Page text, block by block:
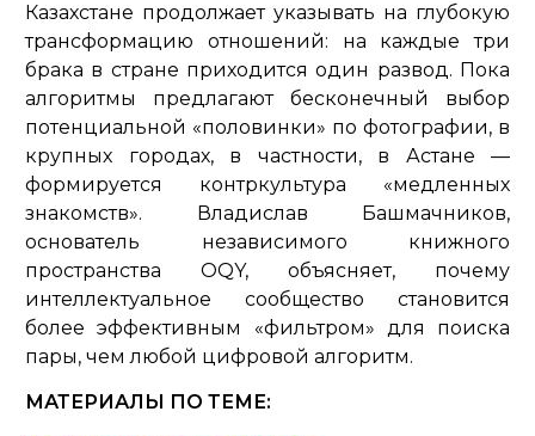
Казахстане продолжает указывать на глубокую
трансформацию отношений: на каждые три
брака в стране приходится один развод. Пока
алгоритмы предлагают бесконечный выбор
потенциальной «половинки» по фотографии, в
крупных городах, в частности, в Астане —
формируется контркультура «медленных
знакомств». Владислав Башмачников,
основатель независимого книжного
пространства OQY, объясняет, почему
интеллектуальное сообщество становится
более эффективным «фильтром» для поиска
пары, чем любой цифровой алгоритм.
МАТЕРИАЛЫ ПО ТЕМЕ: